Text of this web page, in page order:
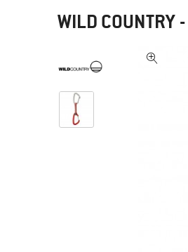
WILD COUNTRY -